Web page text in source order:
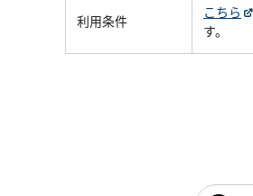
利用条件 こちら
す。